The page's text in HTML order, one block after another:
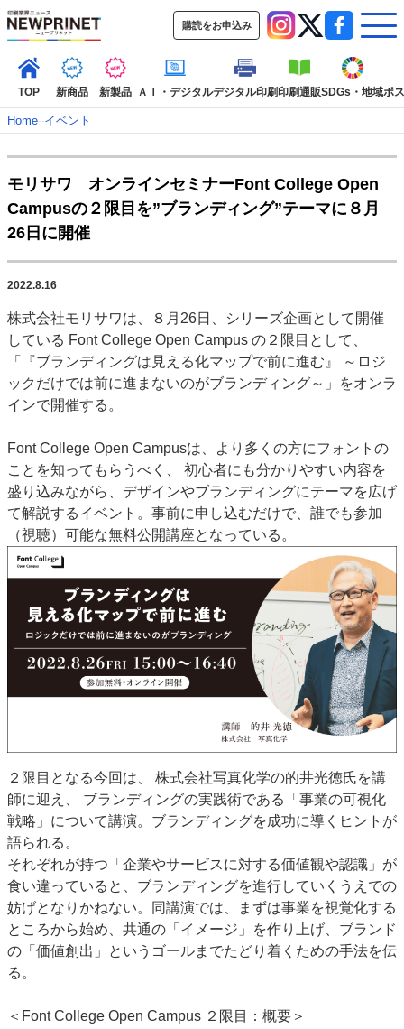
購読をお申込み
TOP 新商品 新製品 ＡＩ・デジタルデジタル印刷印刷通販SDGs・地域ポ
新着記事 特集記事
動画コンテンツ
インタビュー
コレクション
新商品
SDGs・地域
市場・統計
人事・移転・異動・訃報
特集記事カテゴリー一覧
特集・デジタル印刷 アイデアで勝負！ ～多様なビジネス・多彩な商材～
2022 見える化・MIS特集
2022 検査・校正特集
特集・デジタル印刷 ～ 新成長軌道を描く
案内
発刊案内
JFPI印刷用語集 印刷機材年鑑
運営
会社案内
購読・購入申し込み
サイトポリシー
お問い合わせ
Home–イベント
モリサワ オンラインセミナーFont College Open
Campusの２限目を”ブランディング”テーマに８月
26日に開催
2022.8.16
株式会社モリサワは、８月26日、シリーズ企画として開催
している Font College Open Campus の２限目として、
「『ブランディングは見える化マップで前に進む』 ～ロジ
ックだけでは前に進まないのがブランディング～」をオンラ
インで開催する。
Font College Open Campusは、より多くの方にフォントの
ことを知ってもらうべく、 初心者にも分かりやすい内容を
盛り込みながら、デザインやブランディングにテーマを広げ
て解説するイベント。事前に申し込むだけで、誰でも参加
（視聴）可能な無料公開講座となっている。
２限目となる今回は、 株式会社写真化学の的井光徳氏を講
師に迎え、 ブランディングの実践術である「事業の可視化
戦略」について講演。ブランディングを成功に導くヒントが
語られる。
それぞれが持つ「企業やサービスに対する価値観や認識」が
食い違っていると、ブランディングを進行していくうえでの
妨げとなりかねない。同講演では、まずは事業を視覚化する
ところから始め、共通の「イメージ」を作り上げ、ブランド
の「価値創出」というゴールまでたどり着くための手法を伝
る。
＜Font College Open Campus ２限目：概要＞